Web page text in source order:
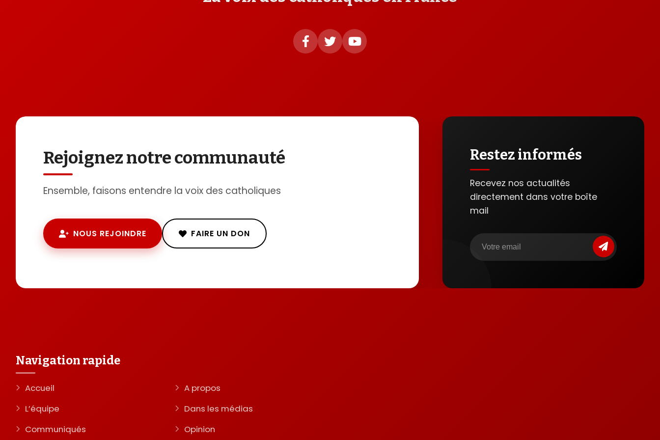
Rejoignez notre communauté
Ensemble, faisons entendre la voix des catholiques
NOUS REJOINDRE FAIRE UN DON
Restez informés
Recevez nos actualités
directement dans votre boîte
mail
Navigation rapide
Accueil
A propos
L’équipe
Dans les médias
Communiqués
Opinion